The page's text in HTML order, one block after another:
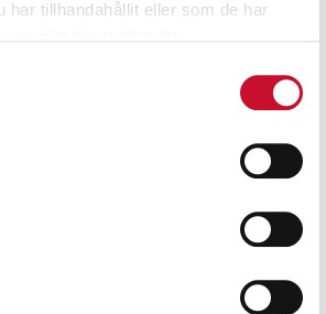
har tillhandahållit eller som de har